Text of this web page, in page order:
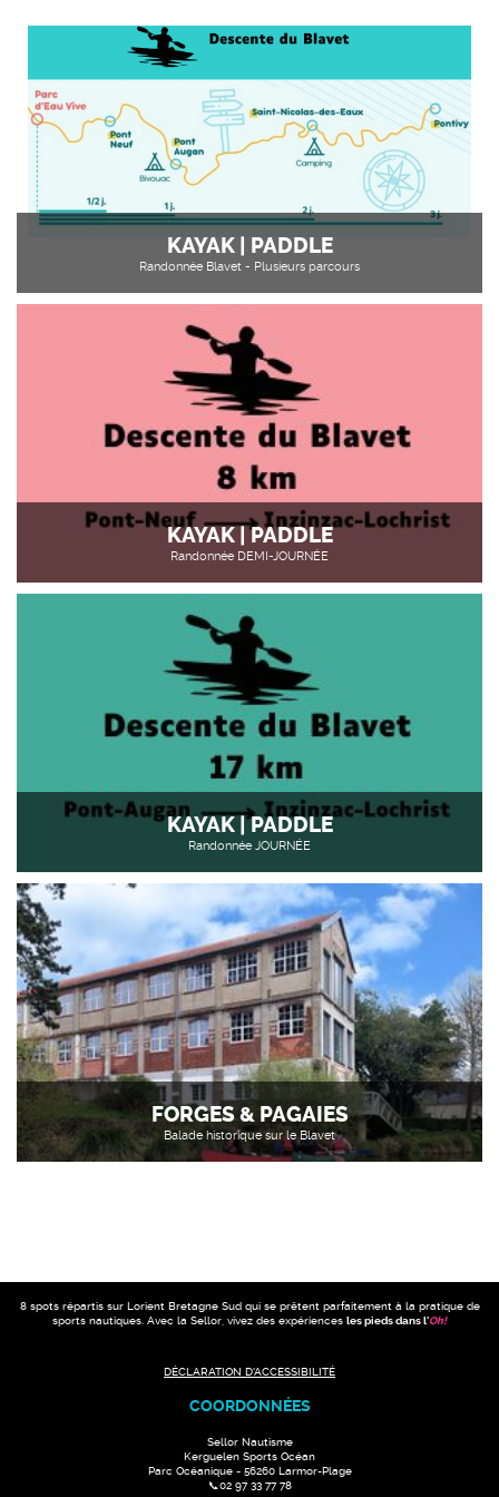
KAYAK | PADDLE
Randonnée Blavet - Plusieurs parcours
KAYAK | PADDLE
Randonnée DEMI-JOURNÉE
KAYAK | PADDLE
Randonnée JOURNÉE
FORGES & PAGAIES
Balade historique sur le Blavet
8 spots répartis sur Lorient Bretagne Sud qui se prêtent parfaitement à la pratique de
sports nautiques. Avec la Sellor, vivez des expériences les pieds dans l'Oh!
DÉCLARATION D'ACCESSIBILITÉ
COORDONNÉES
Sellor Nautisme
Kerguelen Sports Océan
Parc Océanique - 56260 Larmor-Plage
📞02 97 33 77 78